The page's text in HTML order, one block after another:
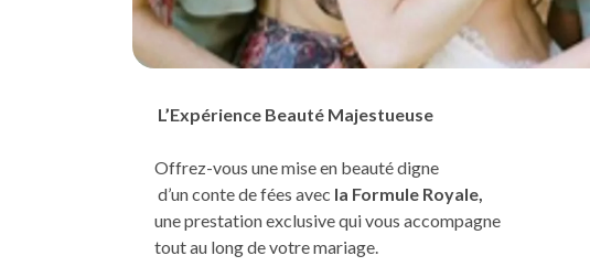
L’Expérience Beauté Majestueuse
Offrez-vous une mise en beauté digne
d’un conte de fées avec la Formule Royale,
une prestation exclusive qui vous accompagne
tout au long de votre mariage.